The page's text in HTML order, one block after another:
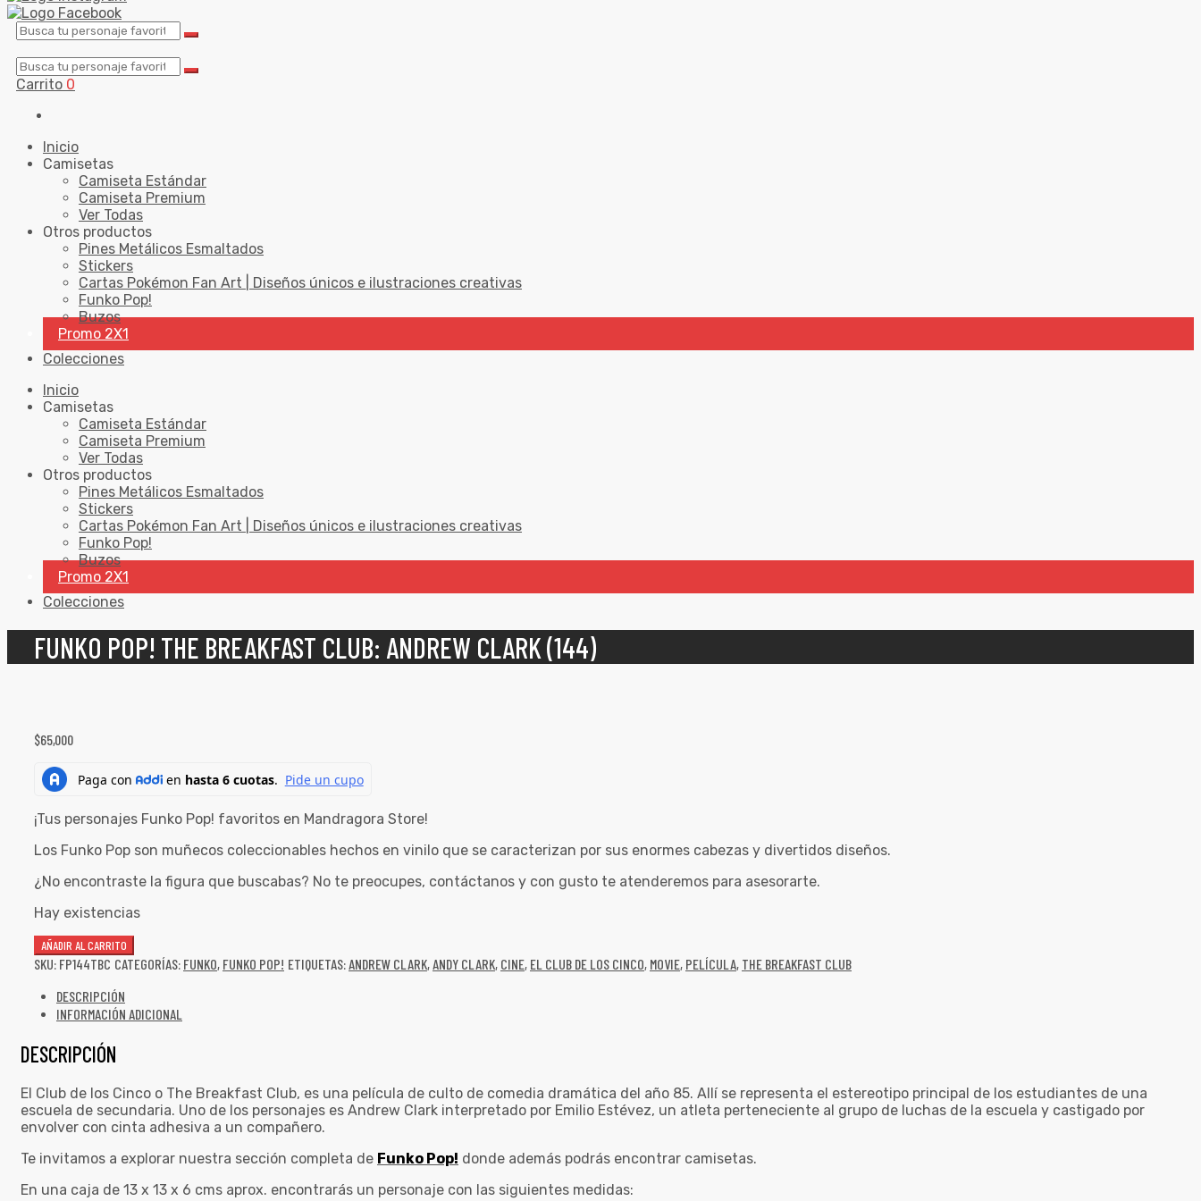
Carrito 0
Inicio
Camisetas
Camiseta Estándar
Camiseta Premium
Ver Todas
Otros productos
Pines Metálicos Esmaltados
Stickers
Cartas Pokémon Fan Art | Diseños únicos e ilustraciones creativas
Funko Pop!
Buzos
Promo 2X1
Colecciones
Inicio
Camisetas
Camiseta Estándar
Camiseta Premium
Ver Todas
Otros productos
Pines Metálicos Esmaltados
Stickers
Cartas Pokémon Fan Art | Diseños únicos e ilustraciones creativas
Funko Pop!
Buzos
Promo 2X1
Colecciones
FUNKO POP! THE BREAKFAST CLUB: ANDREW CLARK (144)
$65,000
¡Tus personajes Funko Pop! favoritos en Mandragora Store!
Los Funko Pop son muñecos coleccionables hechos en vinilo que se caracterizan por sus enormes cabezas y divertidos diseños.
¿No encontraste la figura que buscabas? No te preocupes, contáctanos y con gusto te atenderemos para asesorarte.
Hay existencias
AÑADIR AL CARRITO
SKU: FP144TBC CATEGORÍAS: FUNKO, FUNKO POP! ETIQUETAS:ANDREW CLARK,ANDY CLARK, CINE, EL CLUB DE LOS CINCO, MOVIE, PELÍCULA, THE BREAKFAST CLUB
DESCRIPCIÓN
INFORMACIÓN ADICIONAL
DESCRIPCIÓN
El Club de los Cinco o The Breakfast Club, es una película de culto de comedia dramática del año 85. Allí se representa el estereotipo principal de los estudiantes de una
escuela de secundaria. Uno de los personajes es Andrew Clark interpretado por Emilio Estévez, un atleta perteneciente al grupo de luchas de la escuela y castigado por
envolver con cinta adhesiva a un compañero.
Te invitamos a explorar nuestra sección completa de Funko Pop! donde además podrás encontrar camisetas.
En una caja de 13 x 13 x 6 cms aprox. encontrarás un personaje con las siguientes medidas: